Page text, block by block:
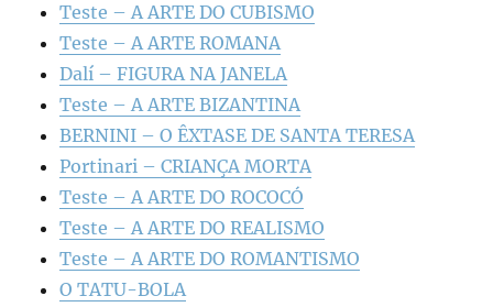
Teste – A ARTE DO CUBISMO
Teste – A ARTE ROMANA
Dalí – FIGURA NA JANELA
Teste – A ARTE BIZANTINA
BERNINI – O ÊXTASE DE SANTA TERESA
Portinari – CRIANÇA MORTA
Teste – A ARTE DO ROCOCÓ
Teste – A ARTE DO REALISMO
Teste – A ARTE DO ROMANTISMO
O TATU-BOLA